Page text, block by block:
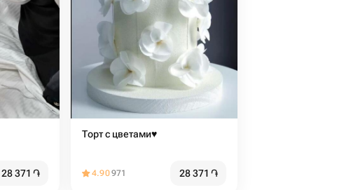
28 371 ֏
Торт с цветами♥️
4.90971 28 371 ֏